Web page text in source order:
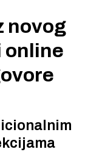
novog
online